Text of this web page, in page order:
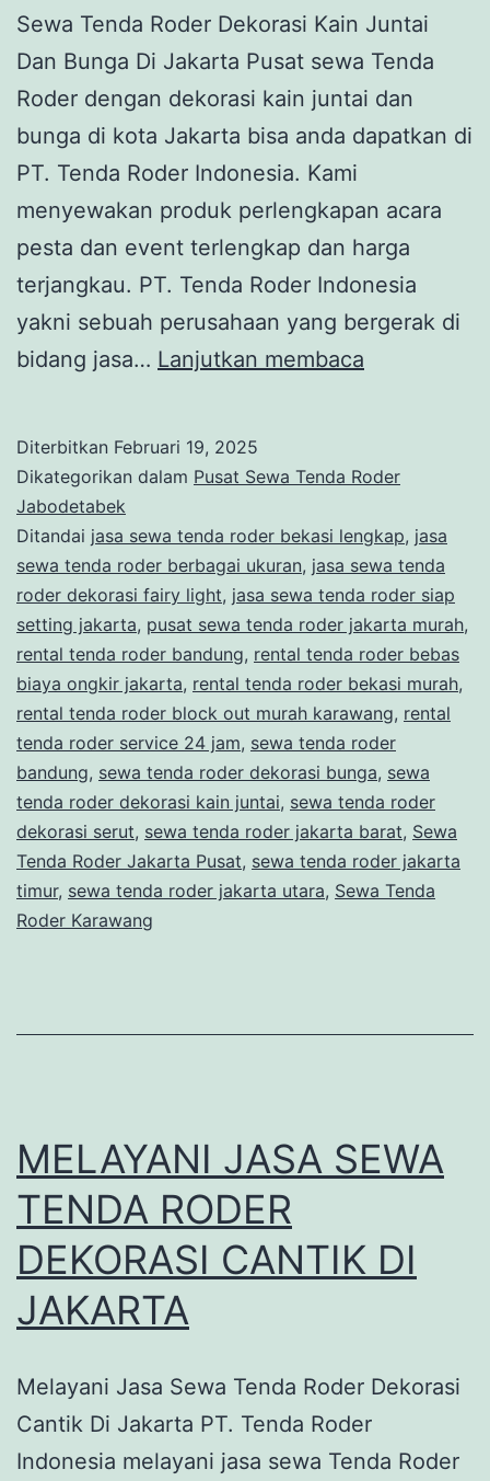
Sewa Tenda Roder Dekorasi Kain Juntai
Dan Bunga Di Jakarta Pusat sewa Tenda
Roder dengan dekorasi kain juntai dan
bunga di kota Jakarta bisa anda dapatkan di
PT. Tenda Roder Indonesia. Kami
menyewakan produk perlengkapan acara
pesta dan event terlengkap dan harga
terjangkau. PT. Tenda Roder Indonesia
yakni sebuah perusahaan yang bergerak di
bidang jasa… Lanjutkan membaca
DEKORASI
JUNTAI
DAN
BUNGA
DI
JAKARTA
Diterbitkan Februari 19, 2025
Dikategorikan dalam Pusat Sewa Tenda Roder
Jabodetabek
Ditandai jasa sewa tenda roder bekasi lengkap, jasa
sewa tenda roder berbagai ukuran, jasa sewa tenda
roder dekorasi fairy light, jasa sewa tenda roder siap
setting jakarta, pusat sewa tenda roder jakarta murah,
rental tenda roder bandung, rental tenda roder bebas
biaya ongkir jakarta, rental tenda roder bekasi murah,
rental tenda roder block out murah karawang, rental
tenda roder service 24 jam, sewa tenda roder
bandung, sewa tenda roder dekorasi bunga, sewa
tenda roder dekorasi kain juntai, sewa tenda roder
dekorasi serut, sewa tenda roder jakarta barat, Sewa
Tenda Roder Jakarta Pusat, sewa tenda roder jakarta
timur, sewa tenda roder jakarta utara, Sewa Tenda
Roder Karawang
MELAYANI JASA SEWA
TENDA RODER
DEKORASI CANTIK DI
JAKARTA
Melayani Jasa Sewa Tenda Roder Dekorasi
Cantik Di Jakarta PT. Tenda Roder
Indonesia melayani jasa sewa Tenda Roder